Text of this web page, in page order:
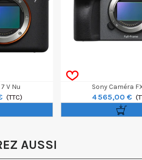
V Nu
(TTC)
Sony Caméra
4 565,00 €
AUSSI